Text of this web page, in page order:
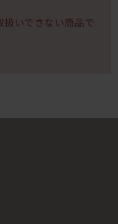
いできない商品で